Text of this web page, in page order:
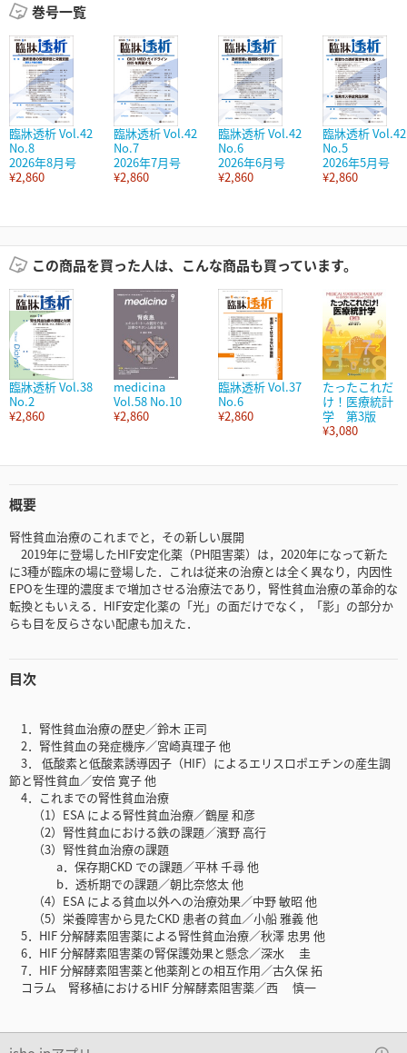
巻号一覧
臨牀透析 Vol.42
No.8
2026年8月号
¥2,860
臨牀透析 Vol.42
No.7
2026年7月号
¥2,860
臨牀透析 Vol.42
No.6
2026年6月号
¥2,860
臨牀透析 Vol.42
No.5
2026年5月号
¥2,860
この商品を買った人は、こんな商品も買っています。
臨牀透析 Vol.38
No.2
¥2,860
medicina
Vol.58 No.10
¥2,860
臨牀透析 Vol.37
No.6
¥2,860
たったこれだ
け！医療統計
学 第3版
¥3,080
概要
腎性貧血治療のこれまでと，その新しい展開
2019年に登場したHIF安定化薬（PH阻害薬）は，2020年になって新た
に3種が臨床の場に登場した．これは従来の治療とは全く異なり，内因性
EPOを生理的濃度まで増加させる治療法であり，腎性貧血治療の革命的な
転換ともいえる．HIF安定化薬の「光」の面だけでなく，「影」の部分か
らも目を反らさない配慮も加えた．
目次
1．腎性貧血治療の歴史／鈴木 正司
2．腎性貧血の発症機序／宮崎真理子 他
3． 低酸素と低酸素誘導因子（HIF）によるエリスロポエチンの産生調
節と腎性貧血／安倍 寛子 他
4．これまでの腎性貧血治療
（1）ESA による腎性貧血治療／鶴屋 和彦
（2）腎性貧血における鉄の課題／濱野 高行
（3）腎性貧血治療の課題
a．保存期CKD での課題／平林 千尋 他
b．透析期での課題／朝比奈悠太 他
（4）ESA による貧血以外への治療効果／中野 敏昭 他
（5）栄養障害から見たCKD 患者の貧血／小船 雅義 他
5．HIF 分解酵素阻害薬による腎性貧血治療／秋澤 忠男 他
6．HIF 分解酵素阻害薬の腎保護効果と懸念／深水 圭
7．HIF 分解酵素阻害薬と他薬剤との相互作用／古久保 拓
コラム 腎移植におけるHIF 分解酵素阻害薬／西 慎一